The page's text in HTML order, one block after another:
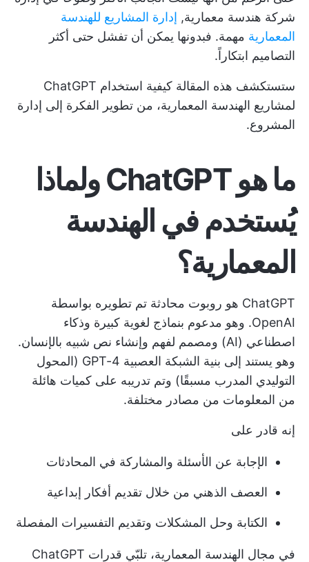
شركة هندسة معمارية, إدارة المشاريع للهندسة
المعمارية مهمة. فبدونها يمكن أن تفشل حتى أكثر
التصاميم ابتكاراً.
ستستكشف هذه المقالة كيفية استخدام ChatGPT
لمشاريع الهندسة المعمارية، من تطوير الفكرة إلى إدارة
المشروع.
ما هو ChatGPT ولماذا
يُستخدم في الهندسة
المعمارية؟
ChatGPT هو روبوت محادثة تم تطويره بواسطة
OpenAI. وهو مدعوم بنماذج لغوية كبيرة وذكاء
اصطناعي (AI) ومصمم لفهم وإنشاء نص شبيه بالإنسان.
وهو يستند إلى بنية الشبكة العصبية GPT-4 (المحول
التوليدي المدرب مسبقًا) وتم تدريبه على كميات هائلة
من المعلومات من مصادر مختلفة.
إنه قادر على
الإجابة عن الأسئلة والمشاركة في المحادثات
العصف الذهني من خلال تقديم أفكار إبداعية
الكتابة وحل المشكلات وتقديم التفسيرات المفصلة
في مجال الهندسة المعمارية، تلبّي قدرات ChatGPT